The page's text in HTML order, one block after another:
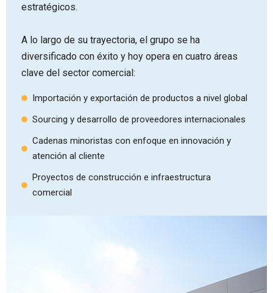
estratégicos.
A lo largo de su trayectoria, el grupo se ha
diversificado con éxito y hoy opera en cuatro áreas
clave del sector comercial:
Importación y exportación de productos a nivel global
Sourcing y desarrollo de proveedores internacionales
Cadenas minoristas con enfoque en innovación y
atención al cliente
Proyectos de construcción e infraestructura
comercial